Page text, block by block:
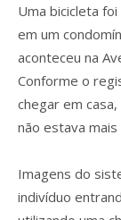
Uma bicicleta
em um
aconteceu na
Conforme o
chegar em
não estava mais
Imagens do
indivíduo